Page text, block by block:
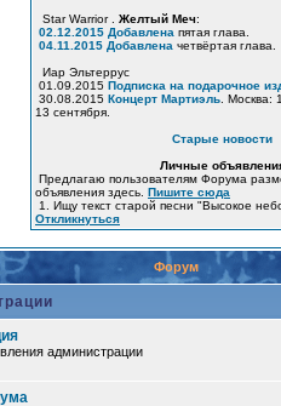
Star Warrior . Желтый Меч:
02.12.2015 Добавлена пятая глава.
04.11.2015 Добавлена четвёртая глава.
Иар Эльтеррус
01.09.2015 Подписка на подарочное
30.08.2015 Концерт Мартиэль . Москва:
13 сентября.
Старые новости
Личные
Предлагаю пользователям Форума
объявления здесь. Пишите сюда
1. Ищу текст старой песни "Высокое
Откликнуться
Форум
администрации